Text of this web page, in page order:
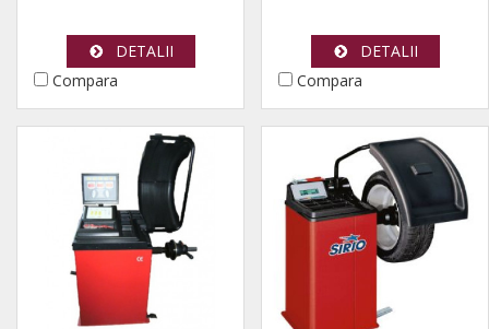
DETALII
Compara
DETALII
Compara